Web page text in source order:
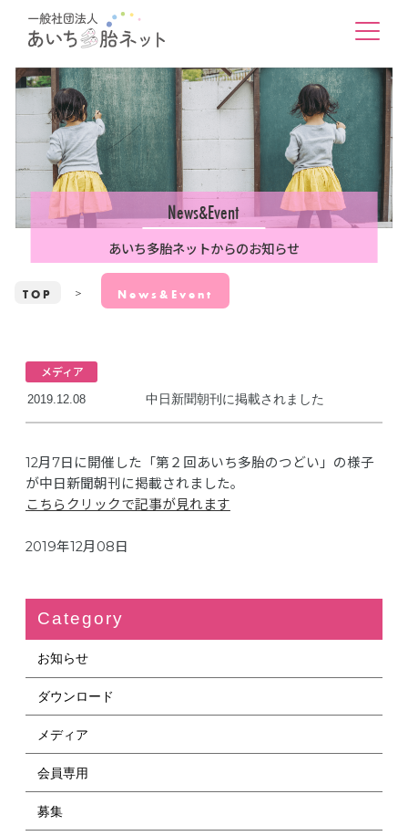
News&Event
あいち多胎ネットからのお知らせ
TOP News&Event
メディア
2019.12.08 中日新聞朝刊に掲載されました
12月7日に開催した「第２回あいち多胎のつどい」の様子
が中日新聞朝刊に掲載されました。
こちらクリックで記事が見れます
2019年12月08日
Category
お知らせ
ダウンロード
メディア
会員専用
募集